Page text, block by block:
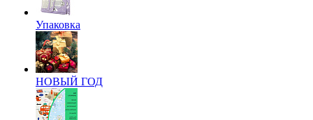
Упаковка
НОВЫЙ ГОД